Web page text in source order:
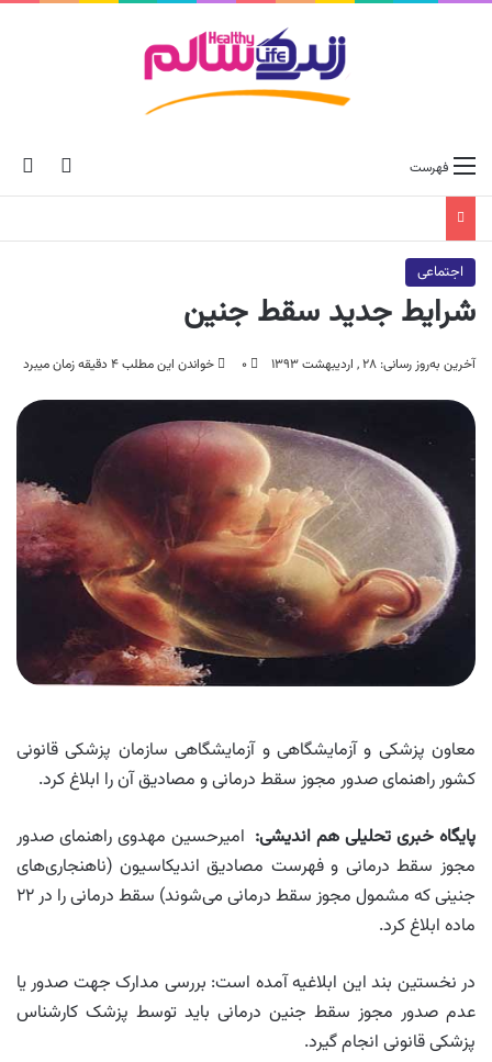
skin فهرست
اجتماعی
شرایط جدید سقط جنین
آخرین به‌روز رسانی: ۲۸ , اردیبهشت ۱۳۹۳ ۰ خواندن این مطلب ۴ دقیقه زمان میبرد
معاون پزشکی و آزمایشگاهی و آزمایشگاهی سازمان پزشکی قانونی
کشور راهنمای صدور مجوز سقط درمانی و مصادیق آن را ابلاغ کرد.
پایگاه خبری تحلیلی هم اندیشی: امیرحسین مهدوی راهنمای صدور
مجوز سقط درمانی و فهرست مصادیق اندیکاسیون (ناهنجاری‌های
جنینی که مشمول مجوز سقط درمانی می‌شوند) سقط درمانی را در ۲۲
ماده ابلاغ کرد.
در نخستین بند این ابلاغیه آمده است: بررسی مدارک جهت صدور یا
عدم صدور مجوز سقط جنین درمانی باید توسط پزشک کارشناس
پزشکی قانونی انجام گیرد.